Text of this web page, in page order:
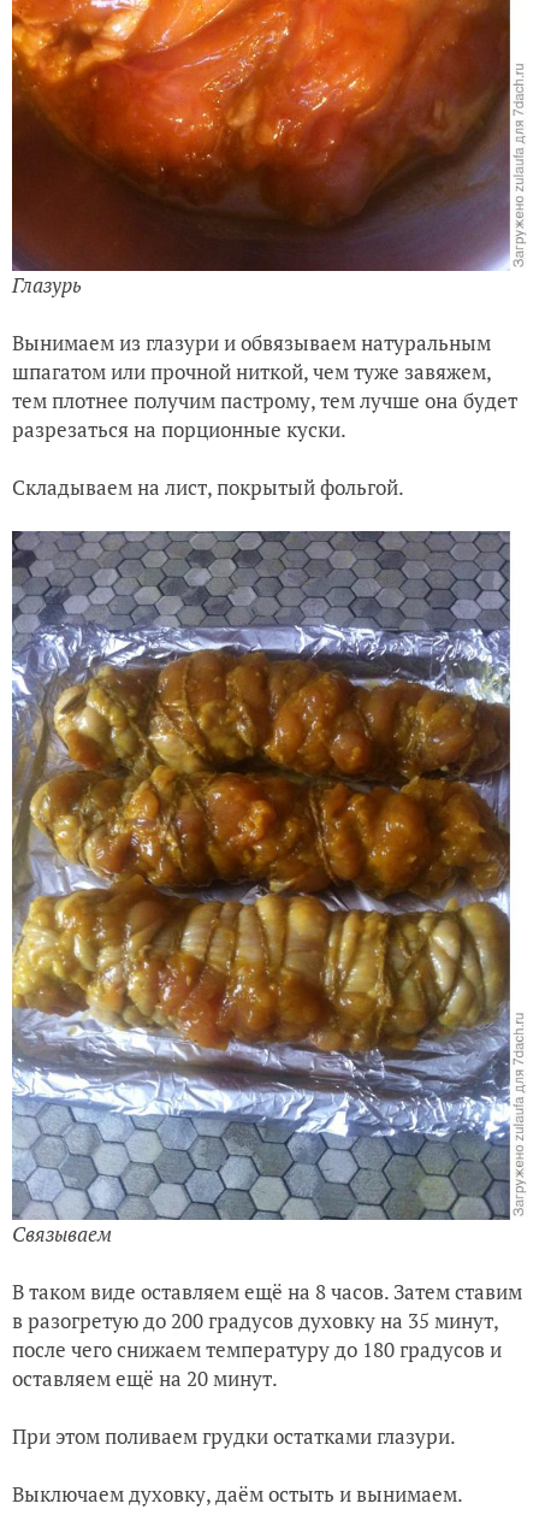
Глазурь
Вынимаем из глазури и обвязываем натуральным
шпагатом или прочной ниткой, чем туже завяжем,
тем плотнее получим пастрому, тем лучше она будет
разрезаться на порционные куски.
Складываем на лист, покрытый фольгой.
Связываем
В таком виде оставляем ещё на 8 часов. Затем ставим
в разогретую до 200 градусов духовку на 35 минут,
после чего снижаем температуру до 180 градусов и
оставляем ещё на 20 минут.
При этом поливаем грудки остатками глазури.
Выключаем духовку, даём остыть и вынимаем.